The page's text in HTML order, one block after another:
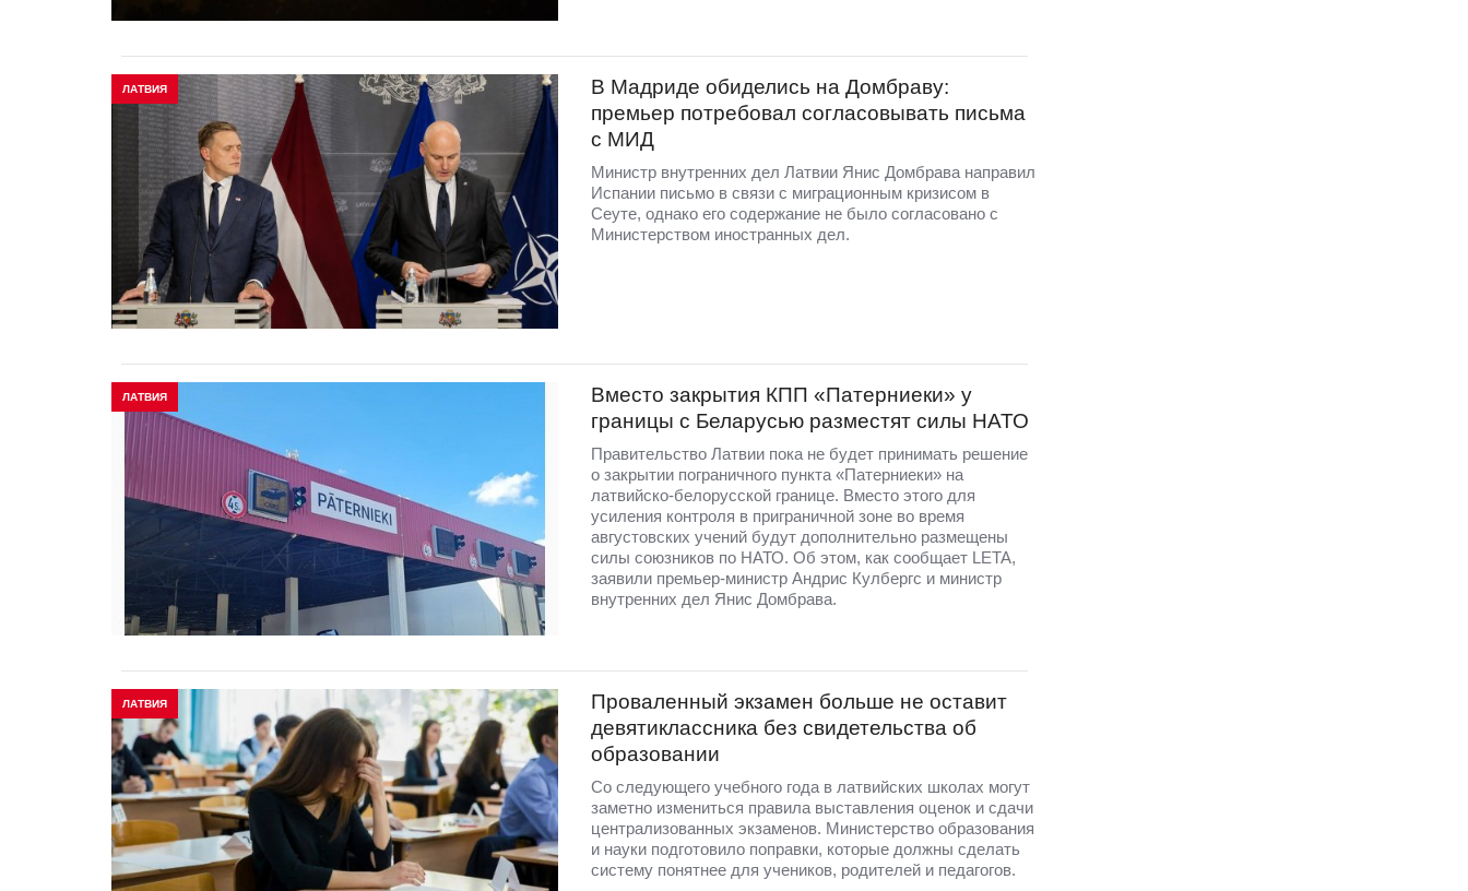
ЛАТВИЯ
В Мадриде обиделись на Домбраву:
премьер потребовал согласовывать письма
с МИД
Министр внутренних дел Латвии Янис Домбрава направил
Испании письмо в связи с миграционным кризисом в
Сеуте, однако его содержание не было согласовано с
Министерством иностранных дел.
ЛАТВИЯ
Вместо закрытия КПП «Патерниеки» у
границы с Беларусью разместят силы НАТО
Правительство Латвии пока не будет принимать решение
о закрытии пограничного пункта «Патерниеки» на
латвийско-белорусской границе. Вместо этого для
усиления контроля в приграничной зоне во время
августовских учений будут дополнительно размещены
силы союзников по НАТО. Об этом, как сообщает LETA,
заявили премьер-министр Андрис Кулбергс и министр
внутренних дел Янис Домбрава.
ЛАТВИЯ
Проваленный экзамен больше не оставит
девятиклассника без свидетельства об
образовании
Со следующего учебного года в латвийских школах могут
заметно измениться правила выставления оценок и сдачи
централизованных экзаменов. Министерство образования
и науки подготовило поправки, которые должны сделать
систему понятнее для учеников, родителей и педагогов.